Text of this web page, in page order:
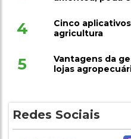
4
Cinco
agricultura
5
Vantagens da
lojas
Redes Sociais